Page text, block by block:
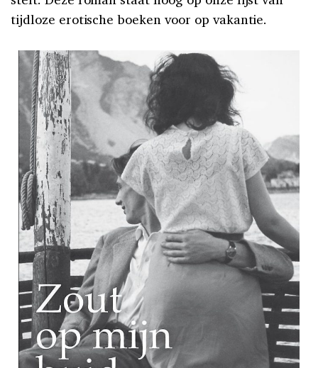
tijdloze erotische boeken voor op vakantie.